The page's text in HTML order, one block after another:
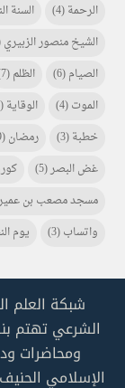
الرحمة(4) السنة
الشيخ منصور الزبيري
الصيام(6) الظلم(7)
الموت(4) الوقاية(3)
خطبة(3) رمضان(9)
غض البصر(5)
مسجد مصعب بن
واتساب(3) يوم
شبكة العلم
الشرعي تهتم
ومحاضرات
الإسلامي